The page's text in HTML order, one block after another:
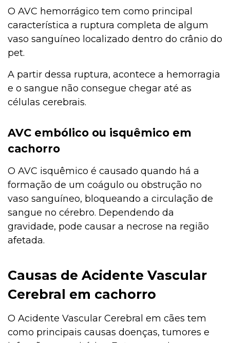
O AVC hemorrágico tem como principal
característica a ruptura completa de algum
vaso sanguíneo localizado dentro do crânio do
pet.
A partir dessa ruptura, acontece a hemorragia
e o sangue não consegue chegar até as
células cerebrais.
AVC embólico ou isquêmico em
cachorro
O AVC isquêmico é causado quando há a
formação de um coágulo ou obstrução no
vaso sanguíneo, bloqueando a circulação de
sangue no cérebro. Dependendo da
gravidade, pode causar a necrose na região
afetada.
Causas de Acidente Vascular
Cerebral em cachorro
O Acidente Vascular Cerebral em cães tem
como principais causas doenças, tumores e